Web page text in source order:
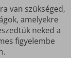
van szükséged,
amelyekre
neked a
figyelembe